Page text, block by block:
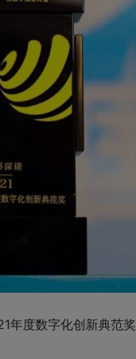
年度数字化创新典范奖